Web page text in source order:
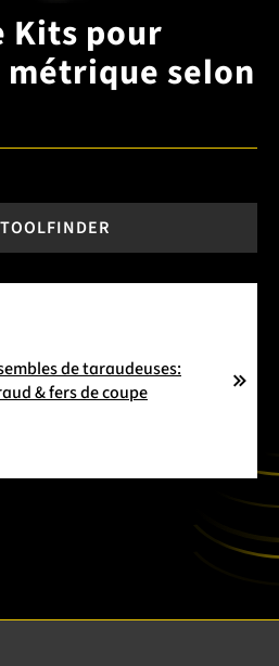
Kits pour
selon
TOOLFINDER
de taraudeuses:
& fers de coupe